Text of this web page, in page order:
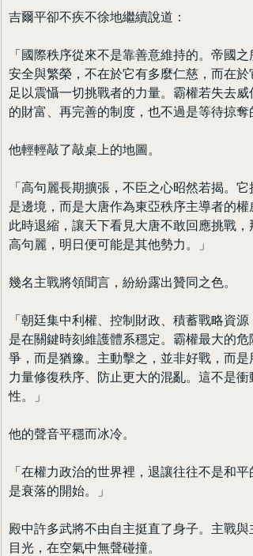
吉爾平卻不疾不徐地繼續說道：
「國際秩序從來不是靠善意維持的。帝國之
安全與繁榮，不在於它有多麼仁慈，而在於
足以震懾一切挑戰者的力量。霸權若失去威
的財富、再完善的制度，也不過是等待掠奪
他輕輕敲了敲桌上的地圖。
「高句麗長期擴張，不臣之心昭然若揭。它
是邊境，而是大唐作為東亞秩序主導者的權
此時退縮，讓天下看見大唐不敢回應挑戰，
高句麗，明日便可能是其他勢力。」
幾名主戰將領聞言，紛紛露出贊同之色。
「朝廷集中利權、控制財政、積蓄戰略資源
是在關鍵時刻維護體系穩定。霸權最大的危
爭，而是猶豫。主動擊之，並非好戰，而是
力量修復秩序、防止更大的混亂。這不是衝
性。」
他的聲音平穩而冰冷。
「在權力政治的世界裡，退讓往往不是和平
是衰落的開始。」
殿中許多武將不由自主挺直了身子。主戰與
目光，在空氣中無聲碰撞。